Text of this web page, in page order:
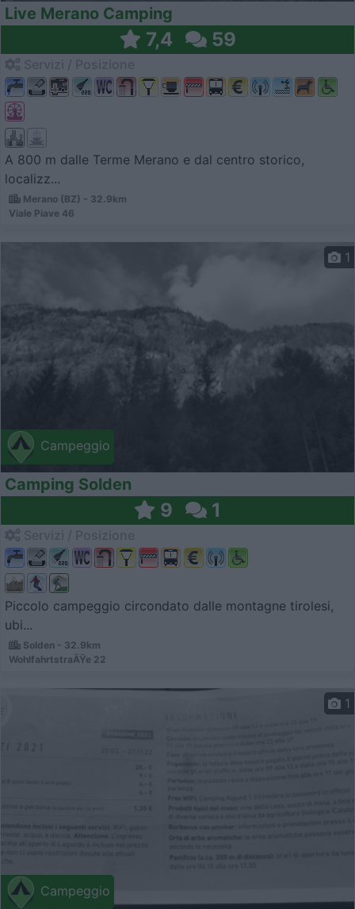
Live Merano Camping
7,4 59
A 800 m dalle Terme Merano e dal centro storico,
localizz...
Merano (BZ) - 32.9km
Viale Piave 46
Campeggio
1
Camping Solden
9 1
Piccolo campeggio circondato dalle montagne tirolesi,
ubi...
Solden - 32.9km
WohlfahrtstraÃŸe 22
Campeggio
1